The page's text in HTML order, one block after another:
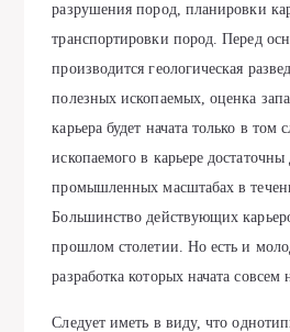
разрушения пород, планировки
транспортировки пород. Перед
производится геологическая
полезных ископаемых, оценка
карьера будет начата только в том
ископаемого в карьере
промышленных масштабах в
Большинство действующих
прошлом столетии. Но есть и
разработка которых начата совсем
Следует иметь в виду, что